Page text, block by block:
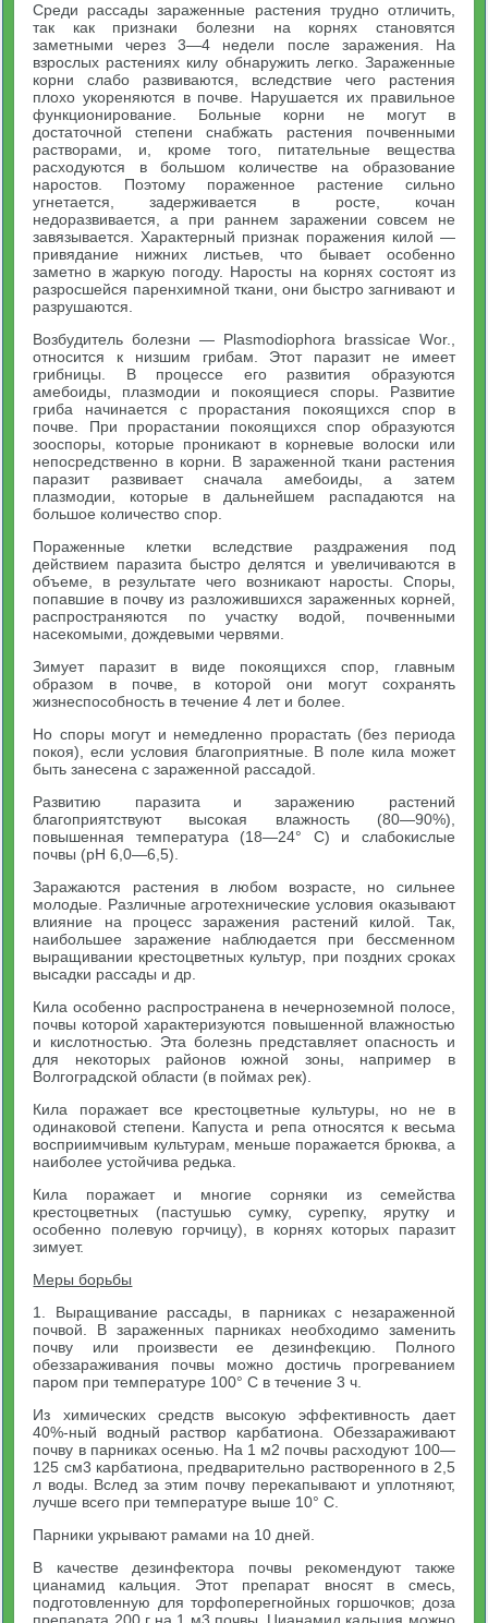
Среди рассады зараженные растения трудно отличить,
так как признаки болезни на корнях становятся
заметными через 3—4 недели после заражения. На
взрослых растениях килу обнаружить легко. Зараженные
корни слабо развиваются, вследствие чего растения
плохо укореняются в почве. Нарушается их правильное
функционирование. Больные корни не могут в
достаточной степени снабжать растения почвенными
растворами, и, кроме того, питательные вещества
расходуются в большом количестве на образование
наростов. Поэтому пораженное растение сильно
угнетается, задерживается в росте, кочан
недоразвивается, а при раннем заражении совсем не
завязывается. Характерный признак поражения килой —
привядание нижних листьев, что бывает особенно
заметно в жаркую погоду. Наросты на корнях состоят из
разросшейся паренхимной ткани, они быстро загнивают и
разрушаются.
Возбудитель болезни — Plasmodiophora brassicae Wor.,
относится к низшим грибам. Этот паразит не имеет
грибницы. В процессе его развития образуются
амебоиды, плазмодии и покоящиеся споры. Развитие
гриба начинается с прорастания покоящихся спор в
почве. При прорастании покоящихся спор образуются
зооспоры, которые проникают в корневые волоски или
непосредственно в корни. В зараженной ткани растения
паразит развивает сначала амебоиды, а затем
плазмодии, которые в дальнейшем распадаются на
большое количество спор.
Пораженные клетки вследствие раздражения под
действием паразита быстро делятся и увеличиваются в
объеме, в результате чего возникают наросты. Споры,
попавшие в почву из разложившихся зараженных корней,
распространяются по участку водой, почвенными
насекомыми, дождевыми червями.
Зимует паразит в виде покоящихся спор, главным
образом в почве, в которой они могут сохранять
жизнеспособность в течение 4 лет и более.
Но споры могут и немедленно прорастать (без периода
покоя), если условия благоприятные. В поле кила может
быть занесена с зараженной рассадой.
Развитию паразита и заражению растений
благоприятствуют высокая влажность (80—90%),
повышенная температура (18—24° С) и слабокислые
почвы (рН 6,0—6,5).
Заражаются растения в любом возрасте, но сильнее
молодые. Различные агротехнические условия оказывают
влияние на процесс заражения растений килой. Так,
наибольшее заражение наблюдается при бессменном
выращивании крестоцветных культур, при поздних сроках
высадки рассады и др.
Кила особенно распространена в нечерноземной полосе,
почвы которой характеризуются повышенной влажностью
и кислотностью. Эта болезнь представляет опасность и
для некоторых районов южной зоны, например в
Волгоградской области (в поймах рек).
Кила поражает все крестоцветные культуры, но не в
одинаковой степени. Капуста и репа относятся к весьма
восприимчивым культурам, меньше поражается брюква, а
наиболее устойчива редька.
Кила поражает и многие сорняки из семейства
крестоцветных (пастушью сумку, сурепку, ярутку и
особенно полевую горчицу), в корнях которых паразит
зимует.
Меры борьбы
1. Выращивание рассады, в парниках с незараженной
почвой. В зараженных парниках необходимо заменить
почву или произвести ее дезинфекцию. Полного
обеззараживания почвы можно достичь прогреванием
паром при температуре 100° С в течение 3 ч.
Из химических средств высокую эффективность дает
40%-ный водный раствор карбатиона. Обеззараживают
почву в парниках осенью. На 1 м2 почвы расходуют 100—
125 см3 карбатиона, предварительно растворенного в 2,5
л воды. Вслед за этим почву перекапывают и уплотняют,
лучше всего при температуре выше 10° С.
Парники укрывают рамами на 10 дней.
В качестве дезинфектора почвы рекомендуют также
цианамид кальция. Этот препарат вносят в смесь,
подготовленную для торфоперегнойных горшочков; доза